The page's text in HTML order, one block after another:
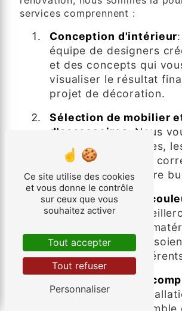
services comprennent :
Conception d'intérieur
équipe de designers
et des concepts qui
visualiser le résultat
projet de décoration.
Sélection de mobilier
d'accessoires: Nous
à choisir les meubles,
les accessoires qui
votre style et à votre
Coordination des
matériaux: Nous
les couleurs et les
dans votre espace
harmonieux et
Gestion de projet
planification à
nous gérons l'ensemble
Ce site utilise des cookies
et vous donne le contrôle
sur ceux que vous
souhaitez activer
Tout accepter
Tout refuser
Personnaliser